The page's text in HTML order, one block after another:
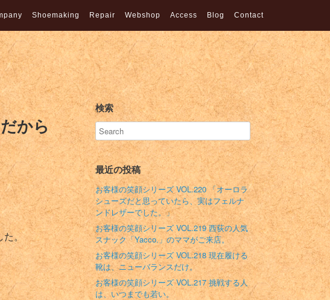
Shoemaking Repair Webshop Access Blog Contact
から
た。
検索
最近の投稿
お客様の笑顔シリーズ VOL.220 「オーロラ
シューズだと思っていたら、実はフェルナ
ンドレザーでした。」
お客様の笑顔シリーズ VOL.219 西荻の人気
スナック「Yacco.」のママがご来店。
お客様の笑顔シリーズ VOL.218 現在履ける
靴は、ニューバランスだけ。
お客様の笑顔シリーズ VOL.217 挑戦する人
は、いつまでも若い。